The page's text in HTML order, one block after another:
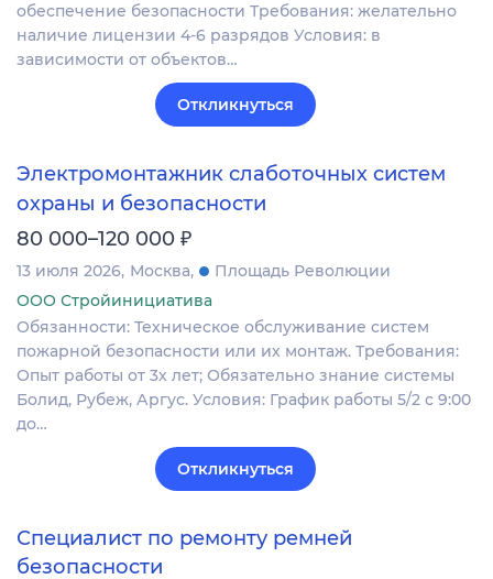
обеспечение безопасности Требования: желательно
наличие лицензии 4-6 разрядов Условия: в
зависимости от объектов…
Откликнуться
Электромонтажник слаботочных систем
охраны и безопасности
80 000–120 000 ₽
13 июля 2026 Москва
Площадь Революции
ООО Стройинициатива
Обязанности: Техническое обслуживание систем
пожарной безопасности или их монтаж. Требования:
Опыт работы от 3х лет; Обязательно знание системы
Болид, Рубеж, Аргус. Условия: График работы 5/2 с 9:00
до…
Откликнуться
Специалист по ремонту ремней
безопасности